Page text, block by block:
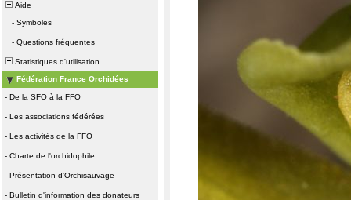
Aide
- Symboles
- Questions fréquentes
Statistiques d'utilisation
Fédération France Orchidées
- De la SFO à la FFO
- Les associations fédérées
- Les activités de la FFO
- Charte de l'orchidophile
- Présentation d'Orchisauvage
- Bulletin d'information des donateurs